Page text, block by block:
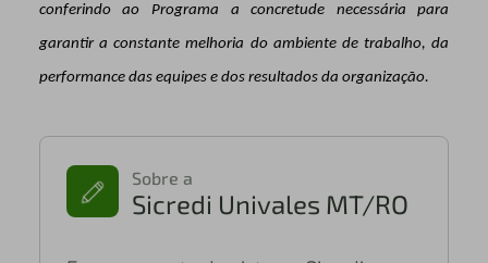
conferindo ao Programa a concretude necessária para
garantir a constante melhoria do ambiente de trabalho, da
performance das equipes e dos resultados da organização.
Sobre a
Sicredi Univales MT/RO